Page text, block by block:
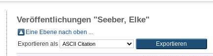
Veröffentlichungen "Seeber, Elke"
Eine Ebene nach oben ...
Exportieren als